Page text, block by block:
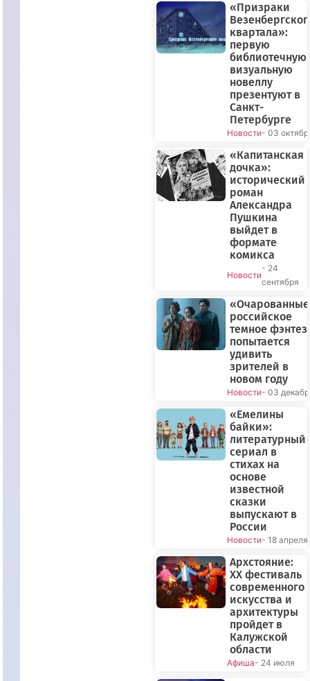
«Призраки
квартала»:
первую
библиотечную
визуальную
новеллу
презентуют в
Санкт-
Петербурге
Новости- 03
«Капитанская
дочка»:
исторический
роман
Александра
Пушкина
выйдет в
формате
комикса
Новости
- 24
сентября
российское
темное
попытается
удивить
зрителей в
новом году
Новости- 03
«Емелины
байки»:
литературный
сериал в
стихах на
основе
известной
сказки
выпускают в
России
Новости- 18 апреля
Архстояние:
XX фестиваль
современного
искусства и
архитектуры
пройдет в
Калужской
области
Афиша- 24 июля